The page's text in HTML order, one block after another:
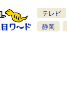
テレビ
静岡